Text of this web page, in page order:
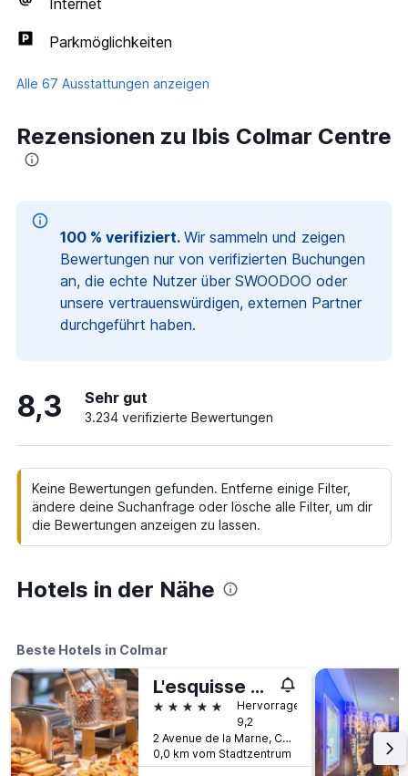
Internet
Parkmöglichkeiten
Alle 67 Ausstattungen anzeigen
Rezensionen zu Ibis Colmar Centre
100 % verifiziert. Wir sammeln und zeigen
Bewertungen nur von verifizierten Buchungen
an, die echte Nutzer über SWOODOO oder
unsere vertrauenswürdigen, externen Partner
durchgeführt haben.
8,3 Sehr gut
3.234 verifizierte Bewertungen
Keine Bewertungen gefunden. Entferne einige Filter,
ändere deine Suchanfrage oder lösche alle Filter, um dir
die Bewertungen anzeigen zu lassen.
Hotels in der Nähe
Beste Hotels in Colmar
L'esquisse Hotel & Spa Colmar - MGallery
5 Sterne
Hervorragend
9,2
2 Avenue de la Marne, Colmar, Haut-Rhin, Frankreich
0,0 km vom Stadtzentrum